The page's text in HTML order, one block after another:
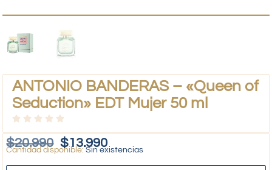
ANTONIO BANDERAS – «Queen of
Seduction» EDT Mujer 50 ml
$20.990 $13.990
Sin existencias